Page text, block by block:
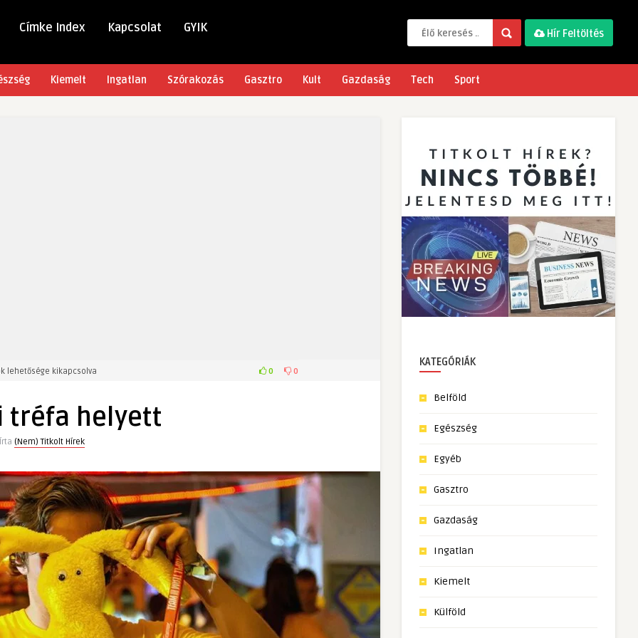
Címke Index Kapcsolat GYIK Hír Feltöltés
Kiemelt Ingatlan Szórakozás Gasztro Kult Gazdaság Tech Sport
lehetősége kikapcsolva 0 0
tréfa helyett
Írta (Nem) Titkolt Hírek
KATEGÓRIÁK
Belföld
Egészség
Egyéb
Gasztro
Gazdaság
Ingatlan
Kiemelt
Külföld